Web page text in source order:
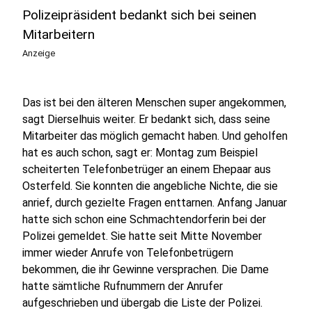
Polizeipräsident bedankt sich bei seinen
Mitarbeitern
Anzeige
Das ist bei den älteren Menschen super angekommen,
sagt Dierselhuis weiter. Er bedankt sich, dass seine
Mitarbeiter das möglich gemacht haben. Und geholfen
hat es auch schon, sagt er: Montag zum Beispiel
scheiterten Telefonbetrüger an einem Ehepaar aus
Osterfeld. Sie konnten die angebliche Nichte, die sie
anrief, durch gezielte Fragen enttarnen. Anfang Januar
hatte sich schon eine Schmachtendorferin bei der
Polizei gemeldet. Sie hatte seit Mitte November
immer wieder Anrufe von Telefonbetrügern
bekommen, die ihr Gewinne versprachen. Die Dame
hatte sämtliche Rufnummern der Anrufer
aufgeschrieben und übergab die Liste der Polizei.